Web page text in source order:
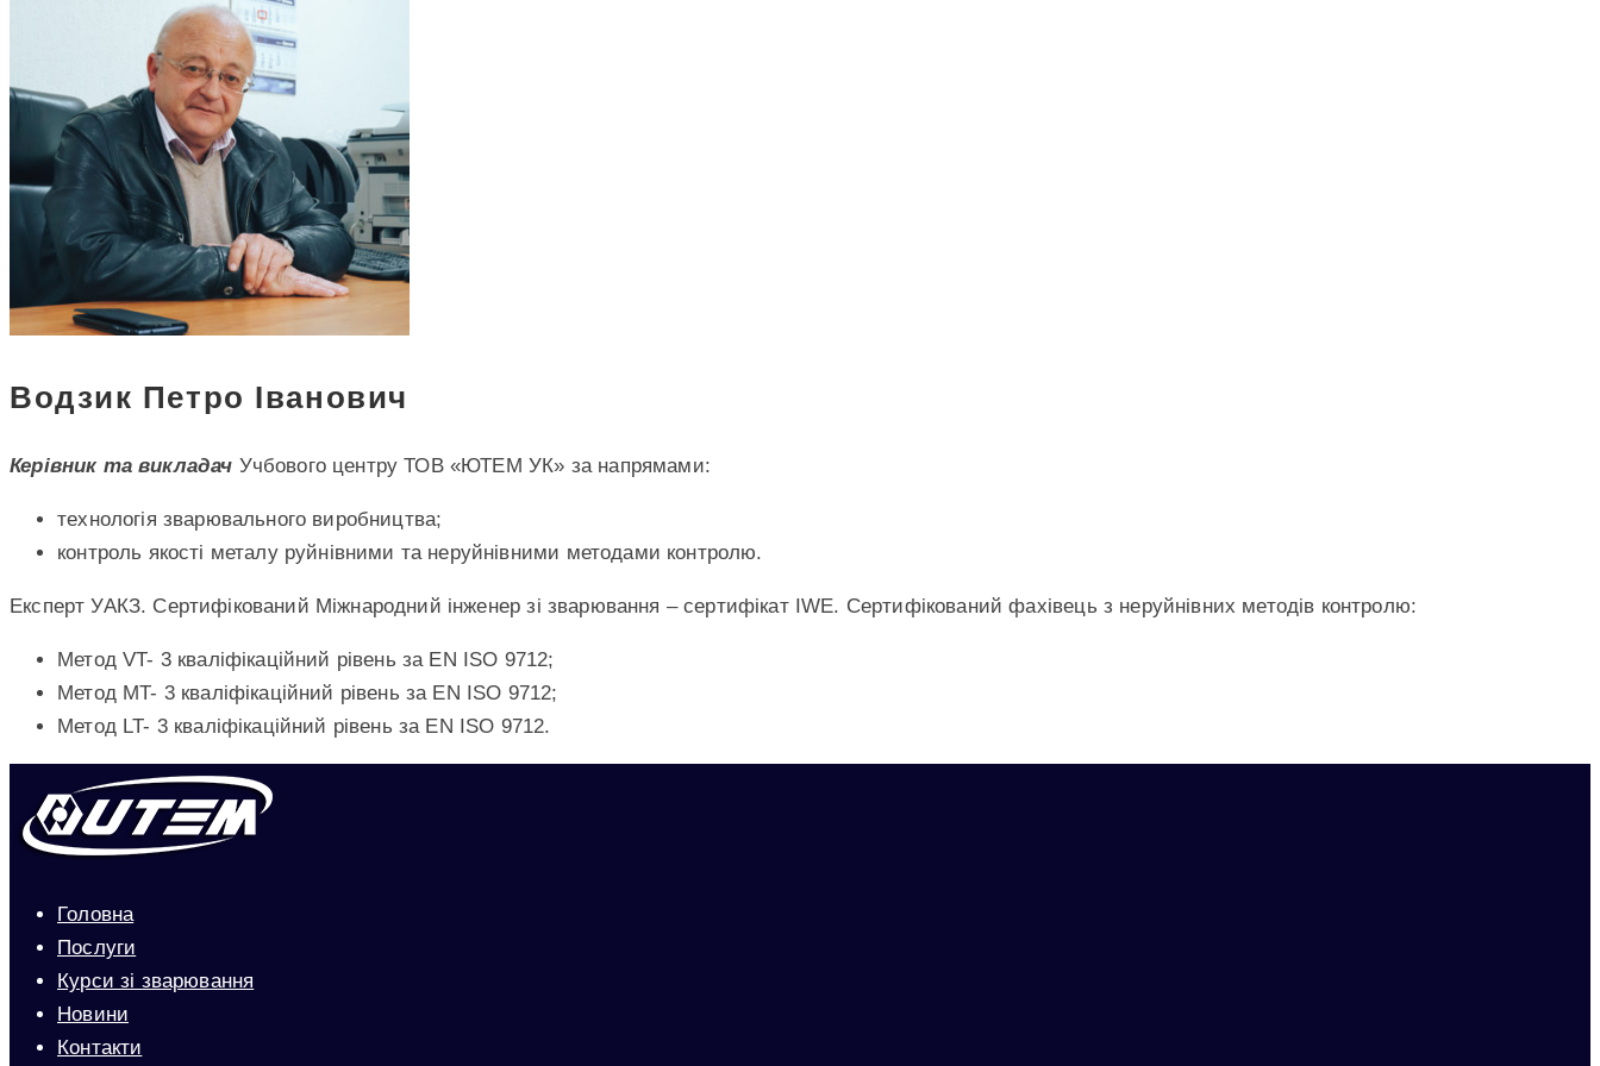
Водзик Петро Іванович
Керівник та викладач Учбового центру ТОВ «ЮТЕМ УК» за напрямами:
технологія зварювального виробництва;
контроль якості металу руйнівними та неруйнівними методами контролю.
Експерт УАКЗ. Сертифікований Міжнародний інженер зі зварювання – сертифікат IWE. Сертифікований фахівець з неруйнівних методів контролю:
Метод VT- 3 кваліфікаційний рівень за EN ISO 9712;
Метод МT- 3 кваліфікаційний рівень за EN ISO 9712;
Метод LT- 3 кваліфікаційний рівень за EN ISO 9712.
Головна
Послуги
Курси зі зварювання
Новини
Контакти